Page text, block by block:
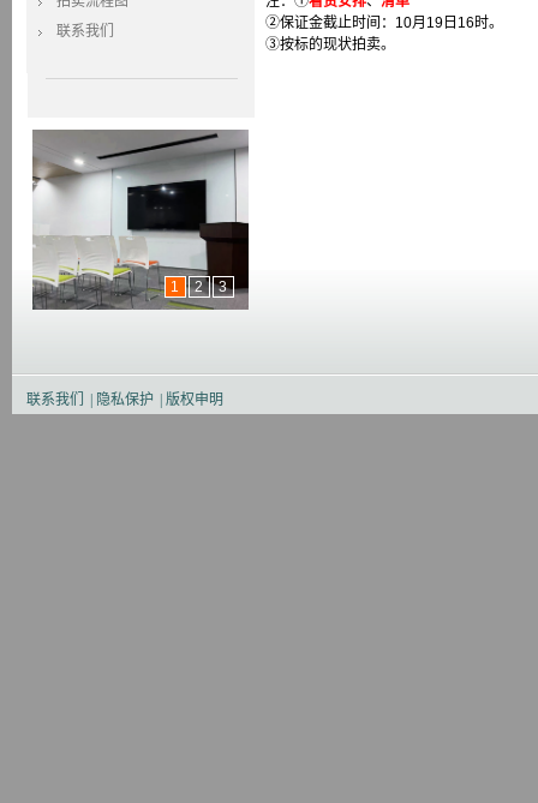
联系我们
1 2 3
②保证金截止时间：10月19日16时。
③按标的现状拍卖。
联系我们 隐私保护 版权申明